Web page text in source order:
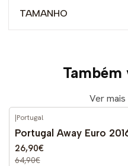
TAMANHO
Ver
DESCONTO
|Portugal
Portugal Away Euro
26,90€
64,90€